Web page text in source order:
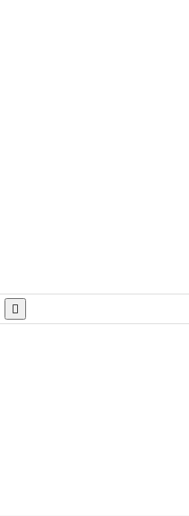
